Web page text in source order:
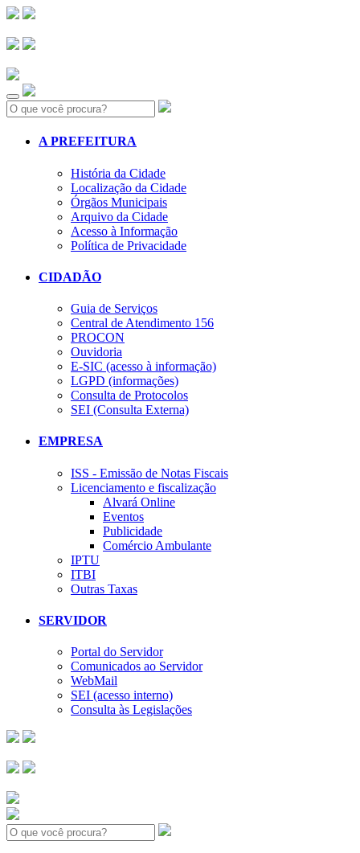
Search:
A PREFEITURA
História da Cidade
Localização da Cidade
Órgãos Municipais
Arquivo da Cidade
Acesso à Informação
Política de Privacidade
CIDADÃO
Guia de Serviços
Central de Atendimento 156
PROCON
Ouvidoria
E-SIC (acesso à informação)
LGPD (informações)
Consulta de Protocolos
SEI (Consulta Externa)
EMPRESA
ISS - Emissão de Notas Fiscais
Licenciamento e fiscalização
Alvará Online
Eventos
Publicidade
Comércio Ambulante
IPTU
ITBI
Outras Taxas
SERVIDOR
Portal do Servidor
Comunicados ao Servidor
WebMail
SEI (acesso interno)
Consulta às Legislações
Search: